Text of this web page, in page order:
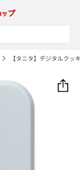
【タニタ】デジタルク